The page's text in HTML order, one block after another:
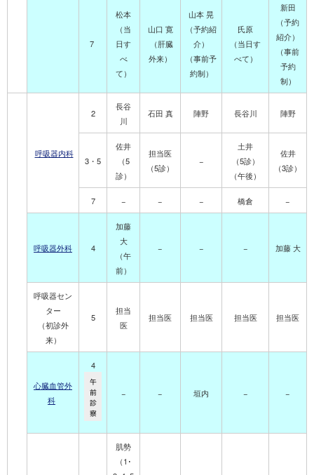
7
松本
（当
日す
べ
て）
山口 寛
（肝臓
外来）
山本 晃
（予約紹
介）
（事前予
約制）
氏原
（当日す
べて）
新田
（予約
紹介）
（事前
予約
制）
呼吸器内科
2
長谷
川
石田 真 陣野 長谷川 陣野
3・5
佐井
（5
診）
担当医
（5診）
−
土井
（5診）
（午後）
佐井
（3診）
7 − − − 橋倉 −
呼吸器外科 4
加藤
大
（午
前）
− − − 加藤 大
呼吸器セン
ター
（初診外
来）
5
担当
医
担当医 担当医 担当医 担当医
心臓血管外
科
4
午
前
診
察
− − 垣内 − −
肌勢
（1･